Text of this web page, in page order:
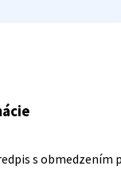
s obmedzením